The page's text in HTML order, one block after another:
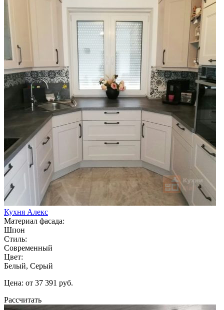
Кухня Алекс
Материал фасада:
Шпон
Стиль:
Современный
Цвет:
Белый, Серый
Цена: от 37 391 руб.
Рассчитать